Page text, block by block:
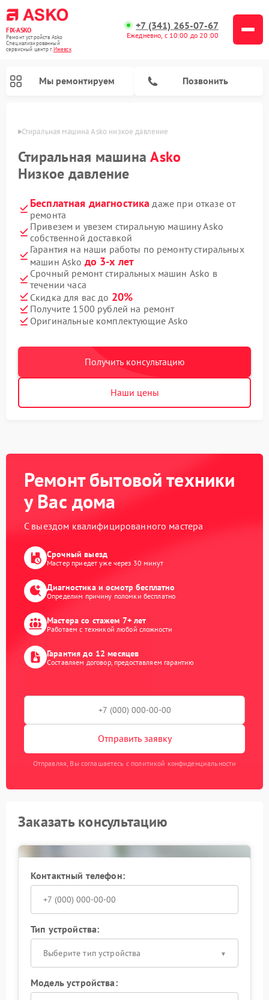
FIX-ASKO
Ремонт устройств Asko
Специализированный
cервисный центр г.Ижевск
+7 (341) 265-07-67
Ежедневно, с 10:00 до 20:00
Мы ремонтируем Позвонить
Стиральная машина Asko низкое давление
Стиральная машинаAsko
Низкое давление
Бесплатная диагностика даже при отказе от
ремонта
Привезем и увезем стиральную машину Asko
собственной доставкой
Гарантия на наши работы по ремонту стиральных
машин Asko до 3-х лет
Срочный ремонт стиральных машин Asko в
течении часа
Скидка для вас до 20%
Получите 1500 рублей на ремонт
Оригинальные комплектующие Asko
Получить консультацию
Наши цены
Ремонт бытовой техники
у Вас дома
С выездом квалифицированного мастера
Срочный выезд
Мастер приедет уже через 30 минут
Диагностика и осмотр бесплатно
Определим причину поломки бесплатно
Мастера со стажем 7+ лет
Работаем с техникой любой сложности
Гарантия до 12 месяцев
Составляем договор, предоставляем гарантию
Отправить заявку
Отправляя, Вы соглашаетесь с политикой конфиденциальности
Заказать консультацию
Контактный телефон:
Тип устройства:
Выберите тип устройства
Модель устройства: